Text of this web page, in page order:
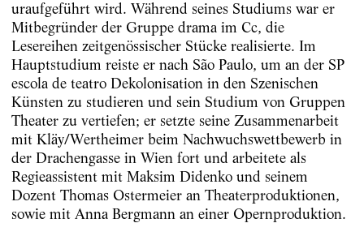
uraufgeführt wird. Während seines Studiums war er
Mitbegründer der Gruppe drama im Cc, die
Lesereihen zeitgenössischer Stücke realisierte. Im
Hauptstudium reiste er nach São Paulo, um an der SP
escola de teatro Dekolonisation in den Szenischen
Künsten zu studieren und sein Studium von Gruppen
Theater zu vertiefen; er setzte seine Zusammenarbeit
mit Kläy/Wertheimer beim Nachwuchswettbewerb in
der Drachengasse in Wien fort und arbeitete als
Regieassistent mit Maksim Didenko und seinem
Dozent Thomas Ostermeier an Theaterproduktionen,
sowie mit Anna Bergmann an einer Opernproduktion.